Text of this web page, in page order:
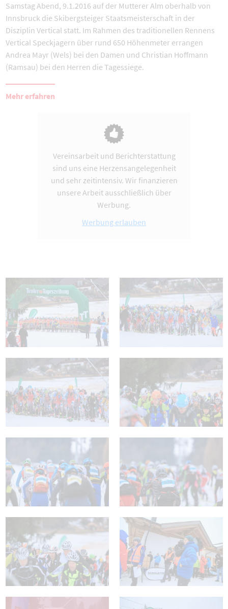
Samstag Abend, 9.1.2016 auf der Mutterer Alm oberhalb von
Innsbruck die Skibergsteiger Staatsmeisterschaft in der
Disziplin Vertical statt. Im Rahmen des traditionellen Rennens
Vertical Speckjagern über rund 650 Höhenmeter errangen
Andrea Mayr (Wels) bei den Damen und Christian Hoffmann
(Ramsau) bei den Herren die Tagessiege.
Mehr erfahren
Vereinsarbeit und Berichterstattung
sind uns eine Herzensangelegenheit
und sehr zeitintensiv. Wir finanzieren
unsere Arbeit ausschließlich über
Werbung.
Werbung erlauben